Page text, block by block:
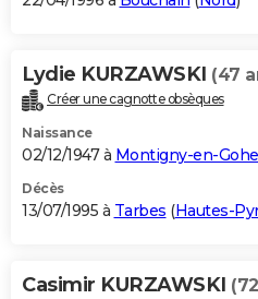
Lydie KURZAWSKI (47
Créer une cagnotte obsèques
Naissance
02/12/1947 à Montigny-en-
Décès
13/07/1995 à Tarbes (Hautes-
Casimir KURZAWSKI